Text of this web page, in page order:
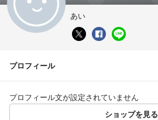
あい
プロフィール
プロフィール文が設定されていません
ショップを見る